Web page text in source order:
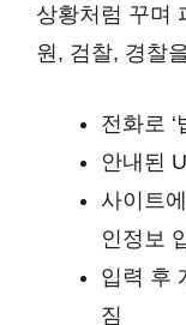
상황처럼 꾸며
원, 검찰, 경찰
전화로 ‘
안내된
사이트
인정보
입력 후
짐